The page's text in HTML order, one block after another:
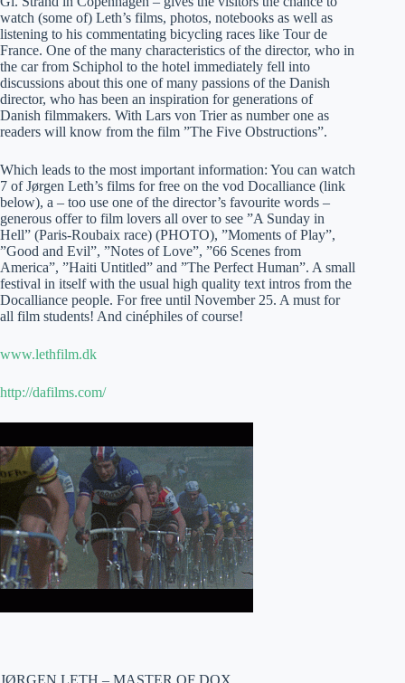
watch (some of) Leth’s films, photos, notebooks as well as
listening to his commentating bicycling races like Tour de
France. One of the many characteristics of the director, who in
the car from Schiphol to the hotel immediately fell into
discussions about this one of many passions of the Danish
director, who has been an inspiration for generations of
Danish filmmakers. With Lars von Trier as number one as
readers will know from the film ”The Five Obstructions”.
Which leads to the most important information: You can watch
7 of Jørgen Leth’s films for free on the vod Docalliance (link
below), a – too use one of the director’s favourite words –
generous offer to film lovers all over to see ”A Sunday in
Hell” (Paris-Roubaix race) (PHOTO), ”Moments of Play”,
”Good and Evil”, ”Notes of Love”, ”66 Scenes from
America”, ”Haiti Untitled” and ”The Perfect Human”. A small
festival in itself with the usual high quality text intros from the
Docalliance people. For free until November 25. A must for
all film students! And cinéphiles of course!
www.lethfilm.dk
http://dafilms.com/
JØRGEN LETH – MASTER OF DOX